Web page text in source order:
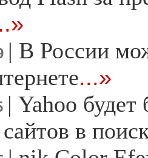
| В России
...»
| Yahoo будет
в